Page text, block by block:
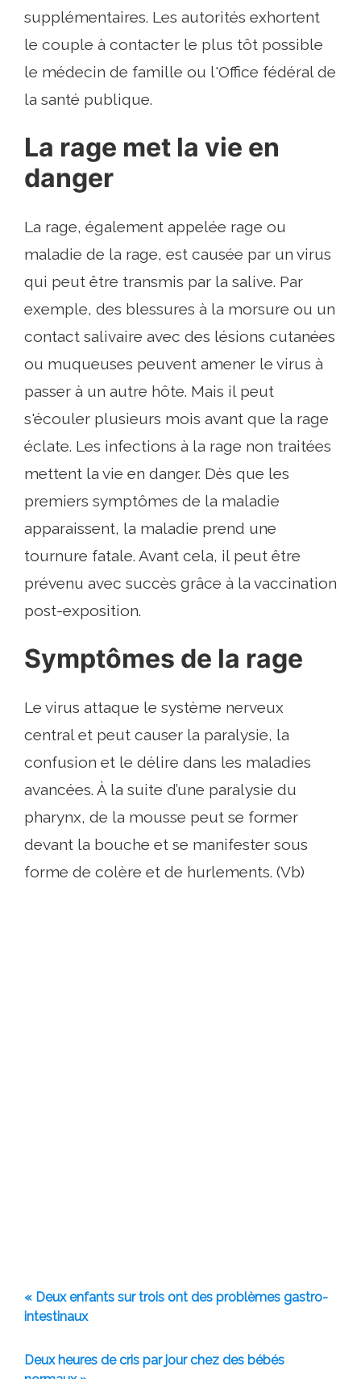
supplémentaires. Les autorités exhortent
le couple à contacter le plus tôt possible
le médecin de famille ou l'Office fédéral de
la santé publique.
La rage met la vie en
danger
La rage, également appelée rage ou
maladie de la rage, est causée par un virus
qui peut être transmis par la salive. Par
exemple, des blessures à la morsure ou un
contact salivaire avec des lésions cutanées
ou muqueuses peuvent amener le virus à
passer à un autre hôte. Mais il peut
s'écouler plusieurs mois avant que la rage
éclate. Les infections à la rage non traitées
mettent la vie en danger. Dès que les
premiers symptômes de la maladie
apparaissent, la maladie prend une
tournure fatale. Avant cela, il peut être
prévenu avec succès grâce à la vaccination
post-exposition.
Symptômes de la rage
Le virus attaque le système nerveux
central et peut causer la paralysie, la
confusion et le délire dans les maladies
avancées. À la suite d’une paralysie du
pharynx, de la mousse peut se former
devant la bouche et se manifester sous
forme de colère et de hurlements. (Vb)
« Deux enfants sur trois ont des problèmes gastro-
intestinaux
Deux heures de cris par jour chez des bébés